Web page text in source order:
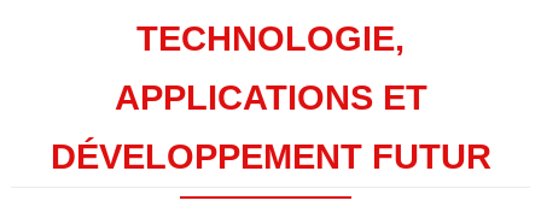
TECHNOLOGIE,
APPLICATIONS ET
DÉVELOPPEMENT FUTUR